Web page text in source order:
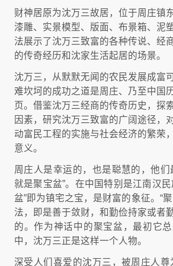
财神居原为沈万三故居，位于周庄镇
漆雕、实景模型、版面、布景箱、泥
法展示了沈万三致富的各种传说、经
的传奇经历和沈家生活起居的场景。
沈万三，从默默无闻的农民发展成富
难坎坷的成功之道是周庄、乃至中国
页。借鉴沈万三经商的传奇历史，探
因素，研究沈万三致富的广阔途径，
动富民工程的实施与社会经济的繁荣
意义。
周庄人是幸运的，也是聪慧的，他们
就是聚宝盆”。在中国特别是江南汉
盆”即为镇宅之宝，是财富的象征。“
法，即是善于敛财，和勤俭持家或者
的。作为神话中的聚宝盆，最初它
中，沈万三正是这样一个人物。
深受人们喜爱的沈万三，被周庄人尊